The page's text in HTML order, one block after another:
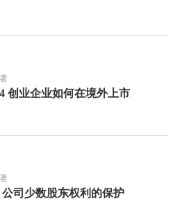
创业企业如何在境外上市
司少数股东权利的保护